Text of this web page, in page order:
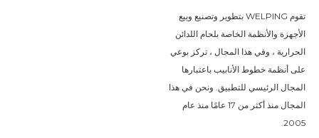
2005.